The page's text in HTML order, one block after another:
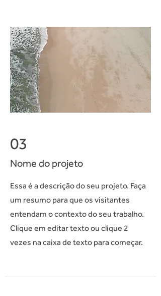
03
Nome do projeto
Essa é a descrição do seu projeto. Faça
um resumo para que os visitantes
entendam o contexto do seu trabalho.
Clique em editar texto ou clique 2
vezes na caixa de texto para começar.